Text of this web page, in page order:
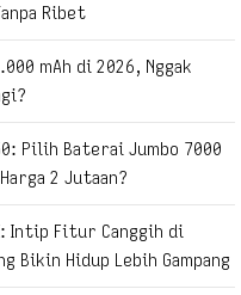
Ribet
mAh di 2026, Nggak
Pilih Baterai Jumbo 7000
2 Jutaan?
Intip Fitur Canggih di
Bikin Hidup Lebih Gampang